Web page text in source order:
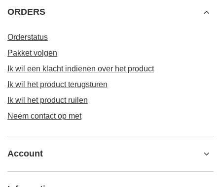
ORDERS
Orderstatus
Pakket volgen
Ik wil een klacht indienen over het product
Ik wil het product terugsturen
Ik wil het product ruilen
Neem contact op met
Account